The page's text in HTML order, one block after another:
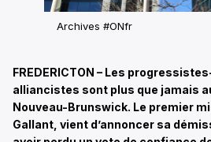
Archives #ONfr
FREDERICTON – Les
alliancistes sont plus que jamais
Nouveau-Brunswick. Le premier
Gallant, vient d’annoncer sa